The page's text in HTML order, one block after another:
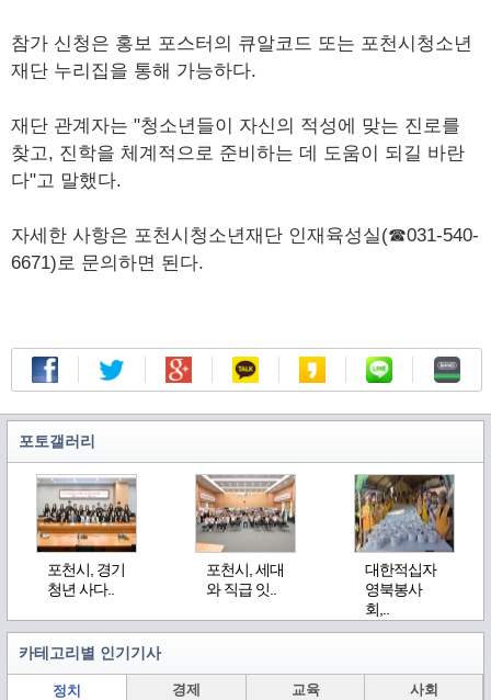
참가 신청은 홍보 포스터의 큐알코드 또는 포천시청소년
재단 누리집을 통해 가능하다.
재단 관계자는 "청소년들이 자신의 적성에 맞는 진로를
찾고, 진학을 체계적으로 준비하는 데 도움이 되길 바란
다"고 말했다.
자세한 사항은 포천시청소년재단 인재육성실(☎031-540-
6671)로 문의하면 된다.
포토갤러리
포천시, 경기
청년 사다..
포천시, 세대
와 직급 잇..
대한적십자
영북봉사
회,..
카테고리별 인기기사
정치 경제 교육 사회